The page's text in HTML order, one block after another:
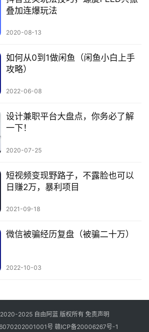
叠加连爆玩法
2020-08-13
如何从0到1做闲鱼（闲鱼小白上手
攻略）
2022-06-08
设计兼职平台大盘点，你务必了解
一下！
2020-07-25
短视频变现野路子，不露脸也可以
日赚2万，暴利项目
2021-09-18
微信被骗经历复盘（被骗二十万）
2022-10-03
2025 自由阿蓝 版权所有 免责声明
号 赣ICP备20006267号-1